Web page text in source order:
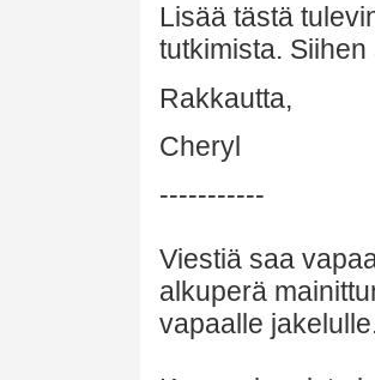
Lisää tästä
tutkimista.
Rakkautta,
Cheryl
-----------
Viestiä saa
alkuperä
vapaalle